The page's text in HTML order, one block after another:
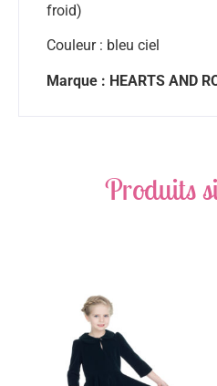
froid)
Couleur : bleu ciel
Marque : HEARTS AND
Produits